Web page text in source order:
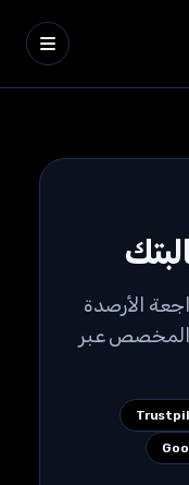
الأرصدة
المخصص عبر